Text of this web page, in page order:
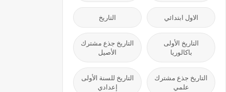
الاول ابتدائي التاريخ
التاريخ الأولى
باكالوريا
التاريخ جذع مشترك
الأصيل
التاريخ جذع مشترك
علمي
التاريخ للسنة الأولى
إعدادي